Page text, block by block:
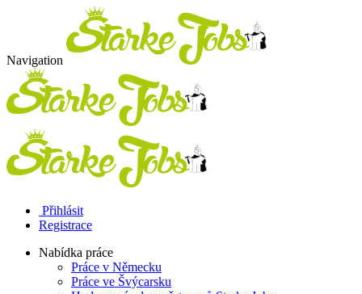
Navigation
Přihlásit
Registrace
Nabídka práce
Práce v Německu
Práce ve Švýcarsku